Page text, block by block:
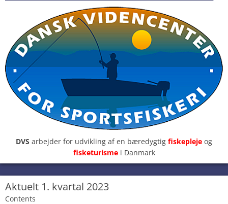
DVS arbejder for udvikling af en bæredygtig fiskepleje og
fisketurisme i Danmark
Aktuelt 1. kvartal 2023
Contents